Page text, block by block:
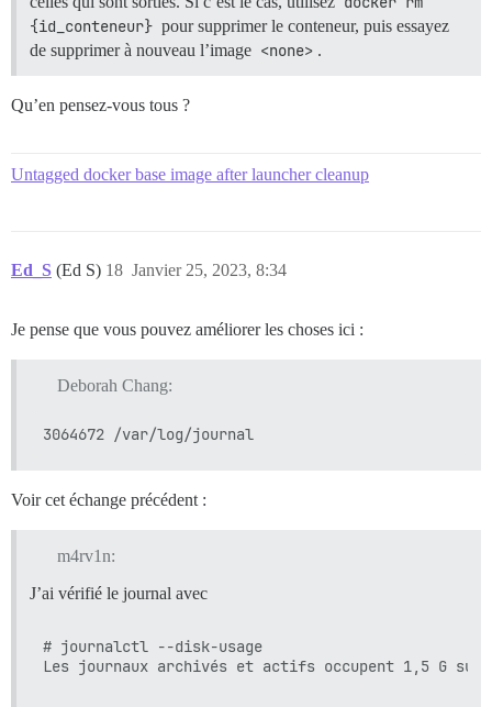
{id_conteneur} pour supprimer le conteneur, puis essayez
de supprimer à nouveau l’image <none> .
Qu’en pensez-vous tous ?
Untagged docker base image after launcher cleanup
Ed_S (Ed S) Janvier 25, 2023, 8:34
18
Je pense que vous pouvez améliorer les choses ici :
Deborah Chang:
Voir cet échange précédent :
m4rv1n:
J’ai vérifié le journal avec
# journalctl --disk-usage